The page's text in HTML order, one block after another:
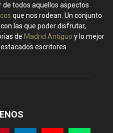
todos aquellos aspectos
que nos rodean. Un conjunto
las que poder disfrutar,
de Madrid Antiguo y lo mejor
escritores.